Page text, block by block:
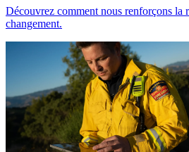
Découvrez comment nous renforçons la
changement.